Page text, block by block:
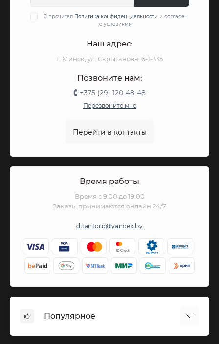
Я прочитал Политика конфиденциальности и согласен
с условиями
Наш адрес:
г. Минск, ул. Скрыганова, 6-1-335
Позвоните нам:
+375 (29) 120-48-48
Перезвоните мне
Перейти в контакты
Время работы
Время с 9:00 до 19:00
Заказы принимаются онлайн 24/7
ditantorg@yandex.by
Популярное